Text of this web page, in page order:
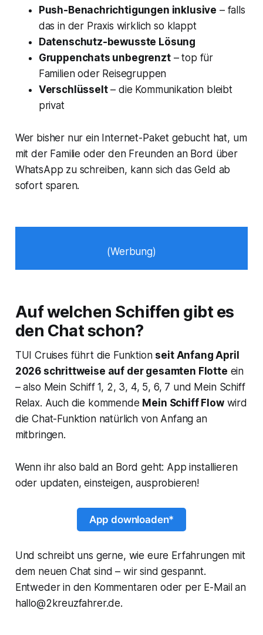
Push-Benachrichtigungen inklusive – falls
das in der Praxis wirklich so klappt
Datenschutz-bewusste Lösung
Gruppenchats unbegrenzt– top für
Familien oder Reisegruppen
Verschlüsselt– die Kommunikation bleibt
privat
Wer bisher nur ein Internet-Paket gebucht hat, um
mit der Familie oder den Freunden an Bord über
WhatsApp zu schreiben, kann sich das Geld ab
sofort sparen.
(Werbung)
Auf welchen Schiffen gibt es
den Chat schon?
TUI Cruises führt die Funktion seit Anfang April
2026 schrittweise auf der gesamten Flotte ein
– also Mein Schiff 1, 2, 3, 4, 5, 6, 7 und Mein Schiff
Relax. Auch die kommende Mein Schiff Flowwird
die Chat-Funktion natürlich von Anfang an
mitbringen.
Wenn ihr also bald an Bord geht: App installieren
oder updaten, einsteigen, ausprobieren!
App downloaden*
Und schreibt uns gerne, wie eure Erfahrungen mit
dem neuen Chat sind – wir sind gespannt.
Entweder in den Kommentaren oder per E-Mail an
hallo@2kreuzfahrer.de.